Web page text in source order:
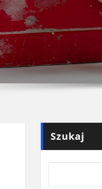
Szukaj